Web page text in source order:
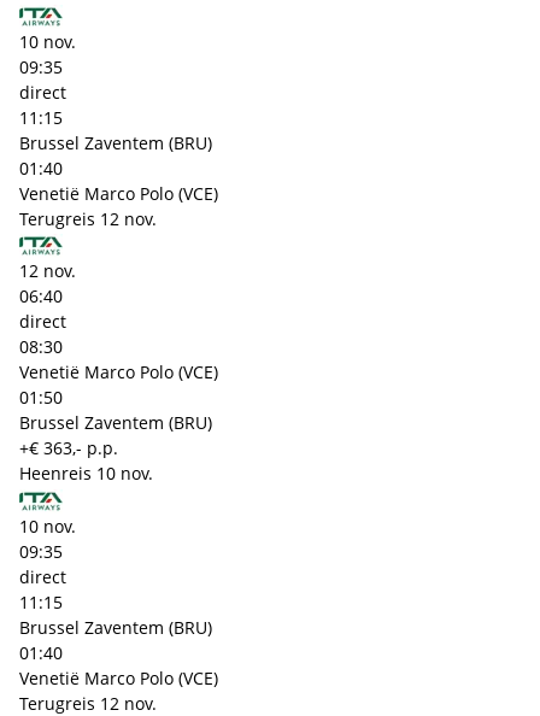
10 nov.
09:35
direct
11:15
Brussel Zaventem (BRU)
01:40
Venetië Marco Polo (VCE)
Terugreis 12 nov.
12 nov.
06:40
direct
08:30
Venetië Marco Polo (VCE)
01:50
Brussel Zaventem (BRU)
+€ 363,- p.p.
Heenreis 10 nov.
10 nov.
09:35
direct
11:15
Brussel Zaventem (BRU)
01:40
Venetië Marco Polo (VCE)
Terugreis 12 nov.